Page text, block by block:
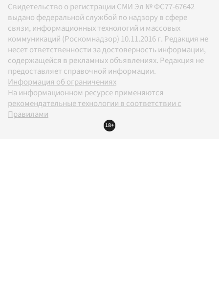
Свидетельство о регистрации СМИ Эл № ФС77-67642
выдано федеральной службой по надзору в сфере
связи, информационных технологий и массовых
коммуникаций (Роскомнадзор) 10.11.2016 г. Редакция не
несет ответственности за достоверность информации,
содержащейся в рекламных объявлениях. Редакция не
предоставляет справочной информации.
Информация об ограничениях
На информационном ресурсе применяются
рекомендательные технологии в соответствии с
Правилами
18+